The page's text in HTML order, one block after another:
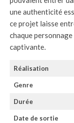
une authenticité
ce projet laisse
chaque
captivante.
Réalisation
Genre
Durée
Date de sortie